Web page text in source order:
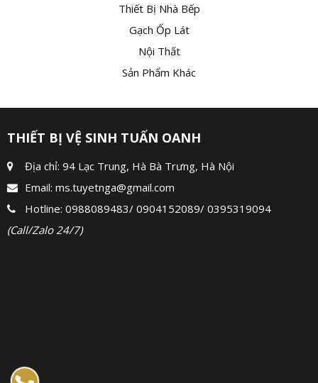
Thiết Bị Nhà Bếp
Gạch Ốp Lát
Nội Thất
Sản Phẩm Khác
THIẾT BỊ VỆ SINH TUẤN OANH
Địa chỉ: 94 Lạc Trung, Hà Bà Trưng, Hà Nội
Email: ms.tuyetnga@gmail.com
Hotline: 0988089483/ 0904152089/ 0395319094
(Call/Zalo 24/7)